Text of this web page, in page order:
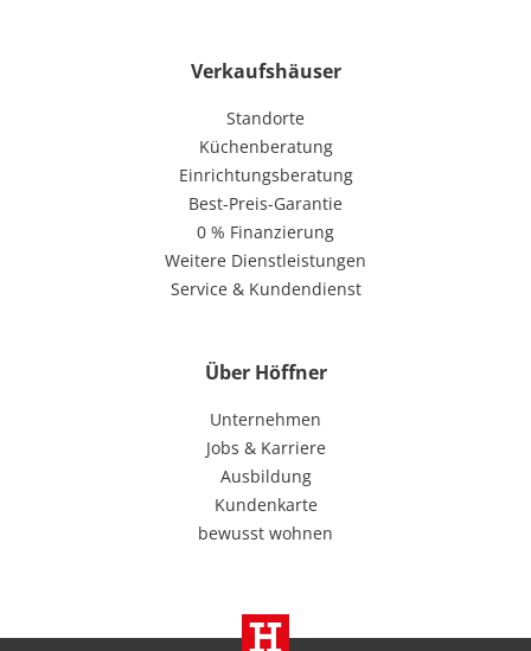
Verkaufshäuser
Standorte
Küchenberatung
Einrichtungsberatung
Best-Preis-Garantie
0 % Finanzierung
Weitere Dienstleistungen
Service & Kundendienst
Über Höffner
Unternehmen
Jobs & Karriere
Ausbildung
Kundenkarte
bewusst wohnen